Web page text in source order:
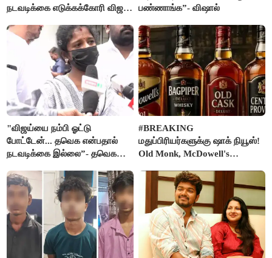
நடவடிக்கை எடுக்கக்கோரி விஜய்
பண்ணாங்க”- விஷால்
"விஜய்யை நம்பி ஓட்டு
போட்டேன்... தவெக என்பதால்
நடவடிக்கை இல்லை”- தவெக
கதறல்
#BREAKING
மதுப்பிரியர்களுக்கு ஷாக் நியூஸ்!
Old Monk, McDowell's
FSSAI தடை